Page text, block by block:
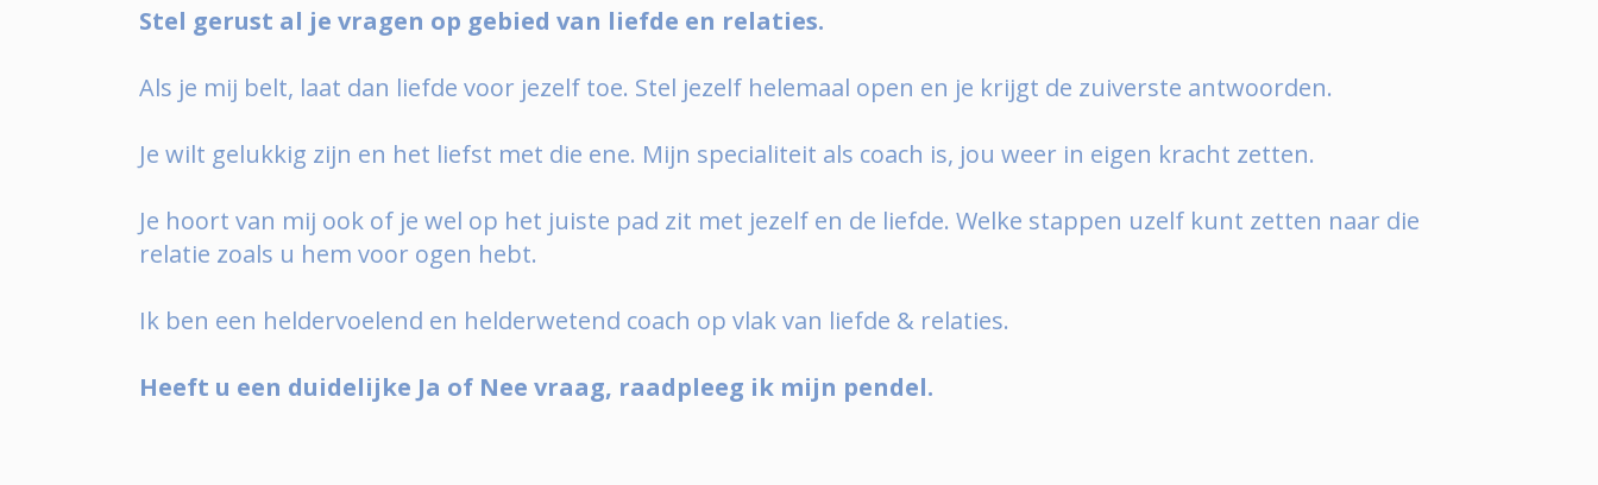
Stel gerust al je vragen op gebied van liefde en relaties.
Als je mij belt, laat dan liefde voor jezelf toe. Stel jezelf helemaal open en je krijgt de zuiverste antwoorden.
Je wilt gelukkig zijn en het liefst met die ene. Mijn specialiteit als coach is, jou weer in eigen kracht zetten.
Je hoort van mij ook of je wel op het juiste pad zit met jezelf en de liefde. Welke stappen uzelf kunt zetten naar die
relatie zoals u hem voor ogen hebt.
Ik ben een heldervoelend en helderwetend coach op vlak van liefde & relaties.
Heeft u een duidelijke Ja of Nee vraag, raadpleeg ik mijn pendel.